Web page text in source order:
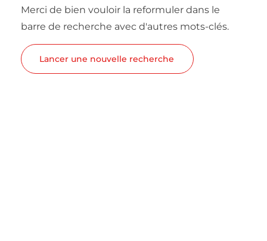
Merci de bien vouloir la reformuler dans le
barre de recherche avec d'autres mots-clés.
Lancer une nouvelle recherche